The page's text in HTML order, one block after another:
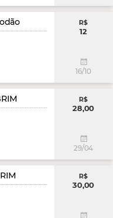
R$
12
16/10
R$
28,00
29/04
R$
30,00